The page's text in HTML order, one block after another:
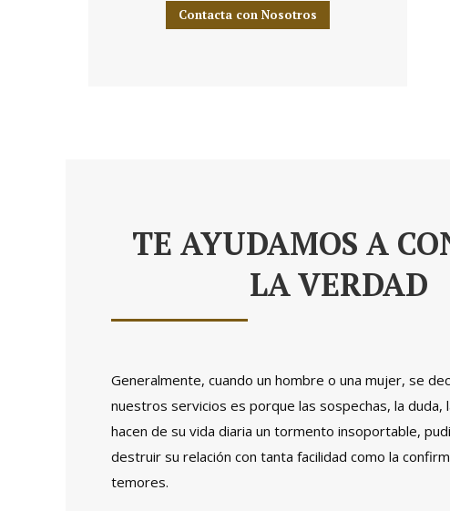
Contacta con Nosotros
TE AYUDAMOS A
LA VERDAD
Generalmente, cuando un hombre o una mujer, se
nuestros servicios es porque las sospechas, la duda,
hacen de su vida diaria un tormento insoportable,
destruir su relación con tanta facilidad como la
temores.